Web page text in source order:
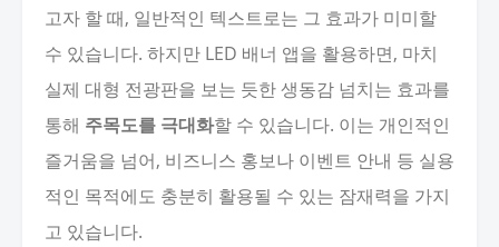
고자 할 때, 일반적인 텍스트로는 그 효과가 미미할
수 있습니다. 하지만 LED 배너 앱을 활용하면, 마치
실제 대형 전광판을 보는 듯한 생동감 넘치는 효과를
통해 주목도를 극대화할 수 있습니다. 이는 개인적인
즐거움을 넘어, 비즈니스 홍보나 이벤트 안내 등 실용
적인 목적에도 충분히 활용될 수 있는 잠재력을 가지
고 있습니다.